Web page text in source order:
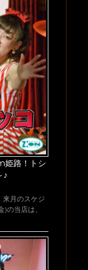
路！トシ
♪
来月のスケジ
の当店は、